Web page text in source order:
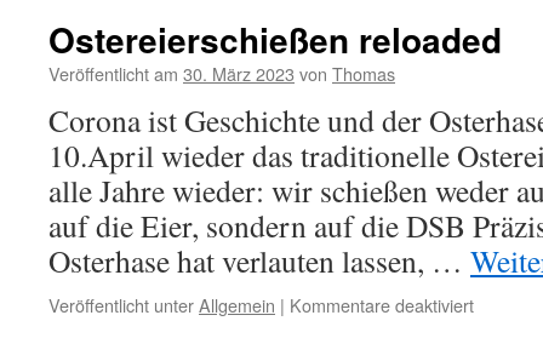
Ostereierschießen reloaded
Veröffentlicht am 30. März 2023 von Thomas
Corona ist Geschichte und der
10.April wieder das traditionelle
alle Jahre wieder: wir schießen weder
auf die Eier, sondern auf die DSB
Osterhase hat verlauten lassen, …
Veröffentlicht unterAllgemein | Kommentare deaktiviertfür